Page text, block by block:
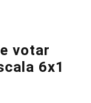
votar
6x1